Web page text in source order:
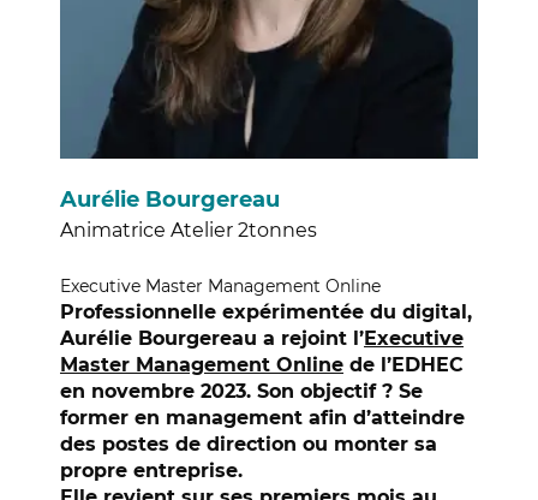
Aurélie Bourgereau
Animatrice Atelier 2tonnes
Executive Master Management Online
Professionnelle expérimentée du digital,
Aurélie Bourgereau a rejoint l’Executive
Master Management Online de l’EDHEC
en novembre 2023. Son objectif ? Se
former en management afin d’atteindre
des postes de direction ou monter sa
propre entreprise.